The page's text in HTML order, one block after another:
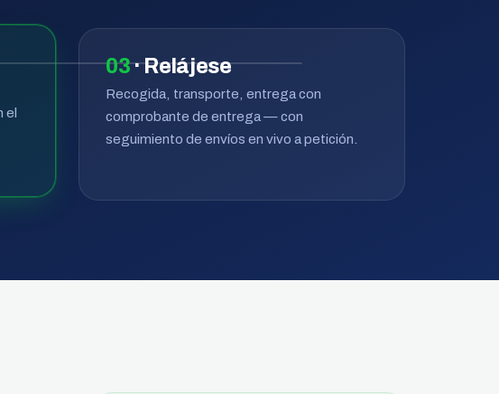
el
03· Relájese
Recogida, transporte, entrega con
comprobante de entrega — con
seguimiento de envíos en vivo a petición.